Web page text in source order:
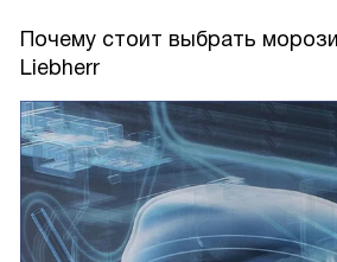
Почему стоит выбрать
Liebherr